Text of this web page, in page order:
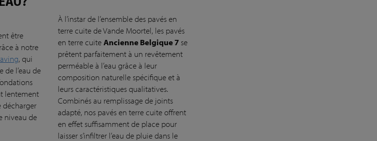
être
à notre
, qui
de l’eau de
lentement
décharger
niveau de
À l’instar de l’ensemble des pavés en
terre cuite de Vande Moortel, les pavés
en terre cuiteAncienne Belgique 7se
prêtent parfaitement à un revêtement
perméable à l’eau grâce à leur
composition naturelle spécifique et à
leurs caractéristiques qualitatives.
Combinés au remplissage de joints
adapté, nos pavés en terre cuite offrent
en effet suffisamment de place pour
laisser s’infiltrer l’eau de pluie dans le